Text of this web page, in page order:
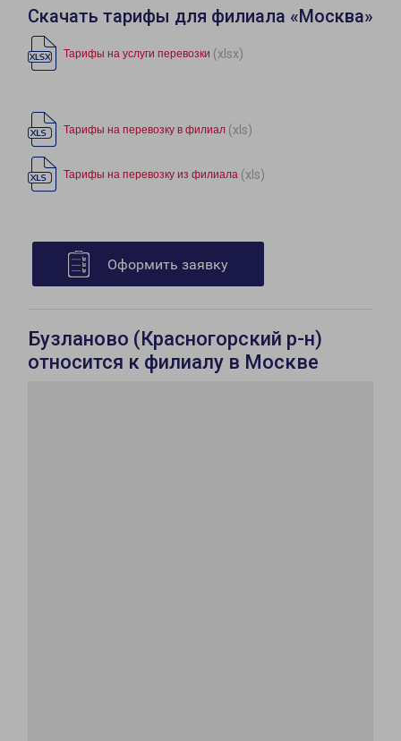
Скачать тарифы для филиала «Москва»
Тарифы на услуги перевозки (xlsx)
Тарифы на перевозку в филиал (xls)
Тарифы на перевозку из филиала (xls)
Оформить заявку
Бузланово (Красногорский р-н)
относится к филиалу в Москве